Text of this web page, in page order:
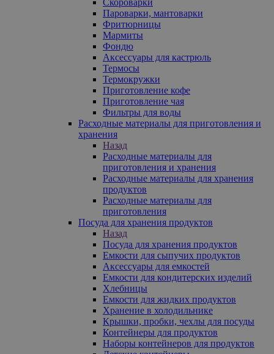
Пароварки, мантоварки
Фритюрницы
Мармиты
Фондю
Аксессуары для кастрюль
Термосы
Термокружки
Приготовление кофе
Приготовление чая
Фильтры для воды
Расходные материалы для приготовления и
хранения
Назад
Расходные материалы для
приготовления и хранения
Расходные материалы для хранения
продуктов
Расходные материалы для
приготовления
Посуда для хранения продуктов
Назад
Посуда для хранения продуктов
Емкости для сыпучих продуктов
Аксессуары для емкостей
Емкости для кондитерских изделий
Хлебницы
Емкости для жидких продуктов
Хранение в холодильнике
Крышки, пробки, чехлы для посуды
Контейнеры для продуктов
Наборы контейнеров для продуктов